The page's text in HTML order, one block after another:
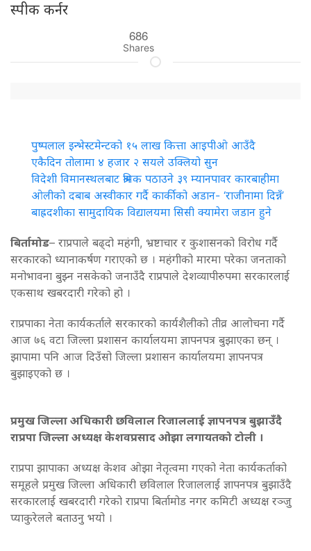
स्पीक कर्नर
686
Shares
पुष्पलाल इन्भेस्टमेन्टको १५ लाख कित्ता आइपीओ आउँदै
एकैदिन तोलामा ४ हजार २ सयले उक्लियो सुन
विदेशी विमानस्थलबाट श्रमिक पठाउने ३९ म्यानपावर कारबाहीमा
ओलीको दबाब अस्वीकार गर्दै कार्कीको अडान- ‘राजीनामा दिन्नँ’
बाह्रदशीका सामुदायिक विद्यालयमा सिसी क्यामेरा जडान हुने
बिर्तामोड– राप्रपाले बढ्दो महंगी, भ्रष्टाचार र कुशासनको विरोध गर्दै
सरकारको ध्यानाकर्षण गराएको छ । महंगीको मारमा परेका जनताको
मनोभावना बुझ्न नसकेको जनाउँदै राप्रपाले देशव्यापीरुपमा सरकारलाई
एकसाथ खबरदारी गरेको हो ।
राप्रपाका नेता कार्यकर्ताले सरकारको कार्यशैलीको तीव्र आलोचना गर्दै
आज ७६ वटा जिल्ला प्रशासन कार्यालयमा ज्ञापनपत्र बुझाएका छन् ।
झापामा पनि आज दिउँसो जिल्ला प्रशासन कार्यालयमा ज्ञापनपत्र
बुझाइएको छ ।
प्रमुख जिल्ला अधिकारी छविलाल रिजाललाई ज्ञापनपत्र बुझाउँदै
राप्रपा जिल्ला अध्यक्ष केशवप्रसाद ओझा लगायतको टोली ।
राप्रपा झापाका अध्यक्ष केशव ओझा नेतृत्वमा गएको नेता कार्यकर्ताको
समूहले प्रमुख जिल्ला अधिकारी छविलाल रिजाललाई ज्ञापनपत्र बुझाउँदै
सरकारलाई खबरदारी गरेको राप्रपा बिर्तामोड नगर कमिटी अध्यक्ष रञ्जु
प्याकुरेलले बताउनु भयो ।